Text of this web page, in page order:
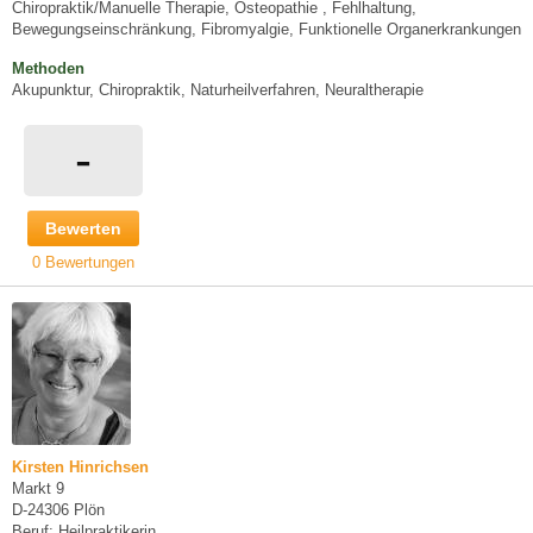
Chiropraktik/Manuelle Therapie, Osteopathie , Fehlhaltung,
Bewegungseinschränkung, Fibromyalgie, Funktionelle Organerkrankungen
Methoden
Akupunktur, Chiropraktik, Naturheilverfahren, Neuraltherapie
-
Bewerten
0 Bewertungen
Kirsten Hinrichsen
Markt 9
D-24306 Plön